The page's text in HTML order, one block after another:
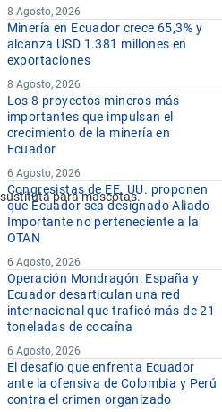
sustituta para mascotas.
8 Agosto, 2026
Minería en Ecuador crece 65,3% y
alcanza USD 1.381 millones en
exportaciones
8 Agosto, 2026
Los 8 proyectos mineros más
importantes que impulsan el
crecimiento de la minería en
Ecuador
6 Agosto, 2026
Congresistas de EE. UU. proponen
que Ecuador sea designado Aliado
Importante no perteneciente a la
OTAN
6 Agosto, 2026
Operación Mondragón: España y
Ecuador desarticulan una red
internacional que traficó más de 21
toneladas de cocaína
6 Agosto, 2026
El desafío que enfrenta Ecuador
ante la ofensiva de Colombia y Perú
contra el crimen organizado